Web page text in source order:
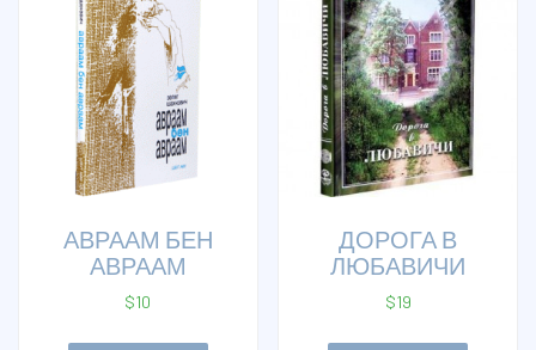
АВРААМ БЕН
АВРААМ
$10
ДОРОГА В
ЛЮБАВИЧИ
$19